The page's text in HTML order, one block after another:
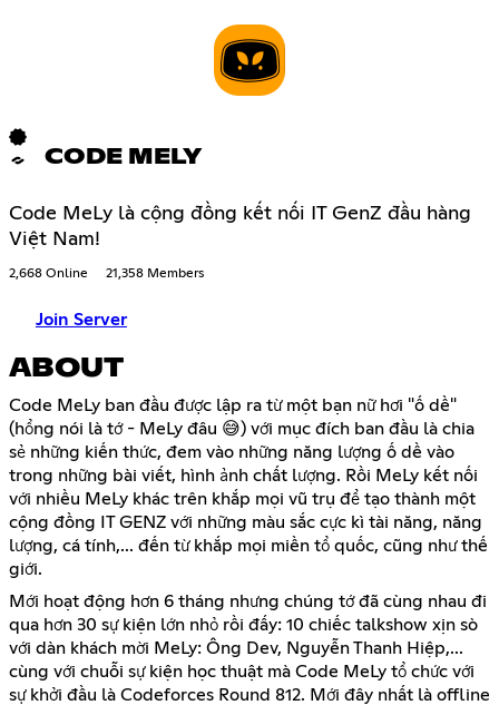
CODE MELY
Code MeLy là cộng đồng kết nối IT GenZ đầu hàng
Việt Nam!
2,668 Online 21,358 Members
Join Server
ABOUT
Code MeLy ban đầu được lập ra từ một bạn nữ hơi "ố dề"
(hổng nói là tớ - MeLy đâu 😅) với mục đích ban đầu là chia
sẻ những kiến thức, đem vào những năng lượng ố dề vào
trong những bài viết, hình ảnh chất lượng. Rồi MeLy kết nối
với nhiều MeLy khác trên khắp mọi vũ trụ để tạo thành một
cộng đồng IT GENZ với những màu sắc cực kì tài năng, năng
lượng, cá tính,... đến từ khắp mọi miền tổ quốc, cũng như thế
giới.
Mới hoạt động hơn 6 tháng nhưng chúng tớ đã cùng nhau đi
qua hơn 30 sự kiện lớn nhỏ rồi đấy: 10 chiếc talkshow xịn sò
với dàn khách mời MeLy: Ông Dev, Nguyễn Thanh Hiệp,...
cùng với chuỗi sự kiện học thuật mà Code MeLy tổ chức với
sự khởi đầu là Codeforces Round 812. Mới đây nhất là offline